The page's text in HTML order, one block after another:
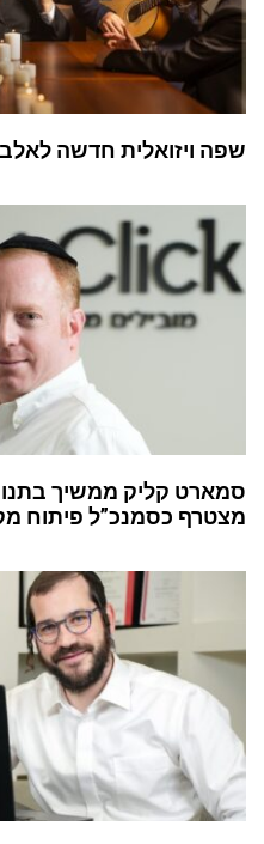
שפה ויזואלית חדשה
סמארט קליק ממשיך
מצטרף כסמנכ”ל פיתוח